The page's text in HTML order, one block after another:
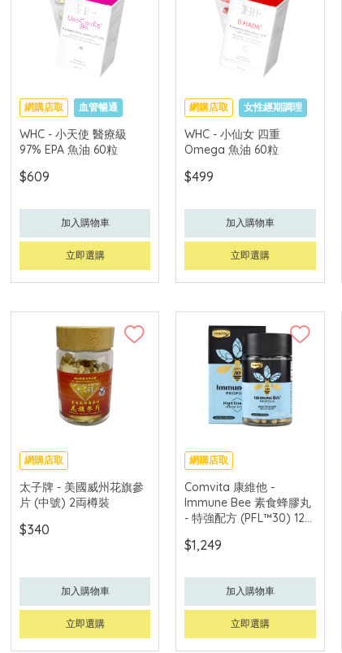
網購店取 血管暢通
WHC - 小天使 醫療級
97% EPA 魚油 60粒
$609
加入購物車
立即選購
網購店取 女性經期調理
WHC - 小仙女 四重
Omega 魚油 60粒
$499
加入購物車
立即選購
網購店取
太子牌 - 美國威州花旗參
片 (中號) 2両樽裝
$340
加入購物車
立即選購
網購店取
Comvita 康維他 -
Immune Bee 素食蜂膠丸
- 特強配方 (PFL™30) 120
$1,249
加入購物車
立即選購